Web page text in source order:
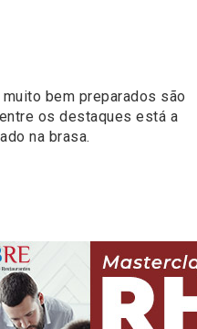
bem preparados são
os destaques está a
na brasa.